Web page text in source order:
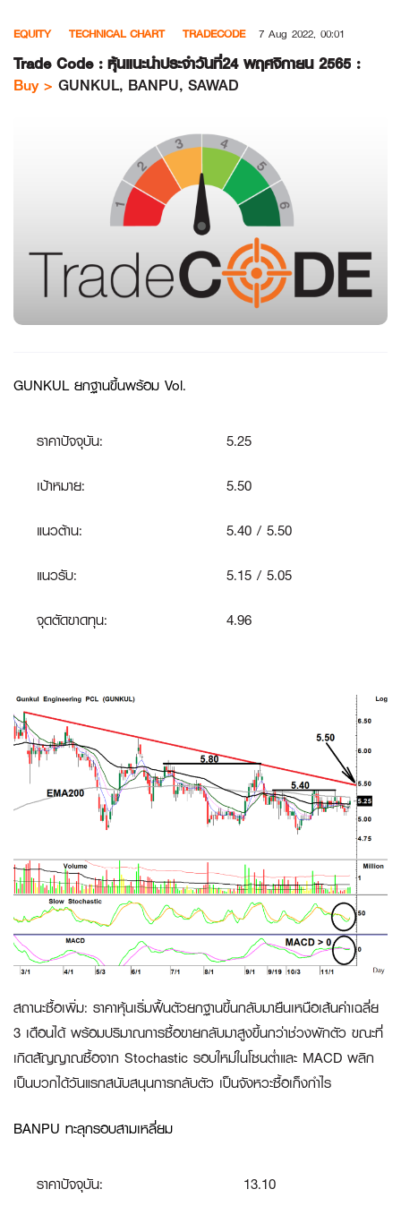
content
EQUITY TECHNICAL CHART TRADECODE 7 Aug 2022, 00:01
Trade Code : หุ้นแนะนำประจำวันที่24 พฤศจิกายน 2565 :
Buy > GUNKUL, BANPU, SAWAD
GUNKUL ยกฐานขึ้นพร้อม Vol.
ราคาปัจจุบัน:
5.25
เป้าหมาย:
5.50
แนวต้าน:
5.40 / 5.50
แนวรับ:
5.15 / 5.05
จุดตัดขาดทุน: 4.96
สถานะซื้อเพิ่ม: ราคาหุ้นเริ่มฟื้นตัวยกฐานขึ้นกลับมายืนเหนือเส้นค่าเฉลี่ย
3 เดือนได้ พร้อมปริมาณการซื้อขายกลับมาสูงขึ้นกว่าช่วงพักตัว ขณะที่
เกิดสัญญาณซื้อจาก Stochastic รอบใหม่ในโซนต่ำและ MACD พลิก
เป็นบวกได้วันแรกสนับสนุนการกลับตัว เป็นจังหวะซื้อเก็งกำไร
BANPU ทะลุกรอบสามเหลี่ยม
ราคาปัจจุบัน:
13.10